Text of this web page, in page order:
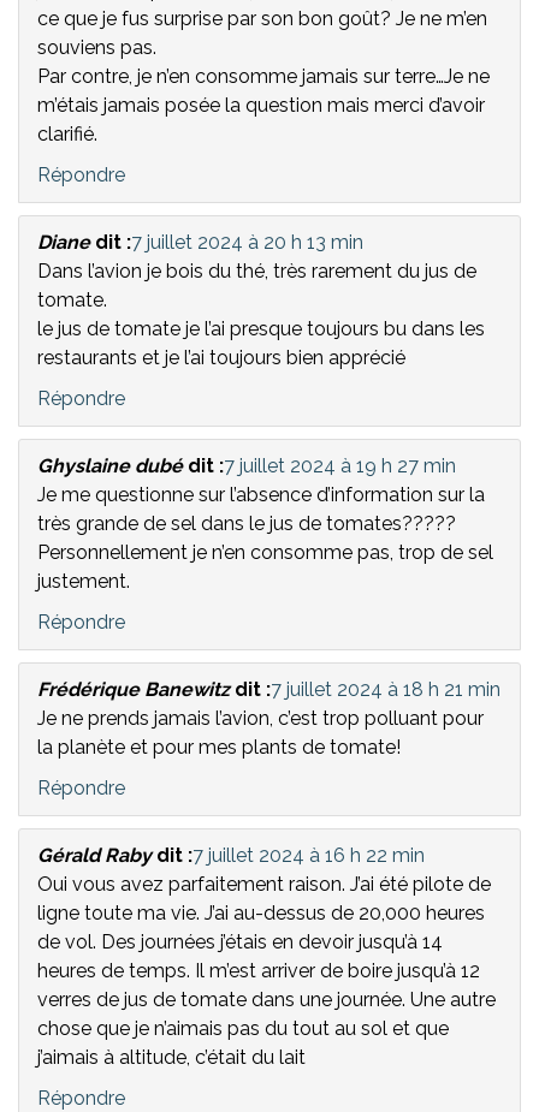
ce que je fus surprise par son bon goût? Je ne m’en
souviens pas.
Par contre, je n’en consomme jamais sur terre…Je ne
m’étais jamais posée la question mais merci d’avoir
clarifié.
Répondre
Diane dit :7 juillet 2024 à 20 h 13 min
Dans l’avion je bois du thé, très rarement du jus de
tomate.
le jus de tomate je l’ai presque toujours bu dans les
restaurants et je l’ai toujours bien apprécié
Répondre
Ghyslaine dubé dit :7 juillet 2024 à 19 h 27 min
Je me questionne sur l’absence d’information sur la
très grande de sel dans le jus de tomates?????
Personnellement je n’en consomme pas, trop de sel
justement.
Répondre
Frédérique Banewitz dit :7 juillet 2024 à 18 h 21 min
Je ne prends jamais l’avion, c’est trop polluant pour
la planète et pour mes plants de tomate!
Répondre
Gérald Raby dit :7 juillet 2024 à 16 h 22 min
Oui vous avez parfaitement raison. J’ai été pilote de
ligne toute ma vie. J’ai au-dessus de 20,000 heures
de vol. Des journées j’étais en devoir jusqu’à 14
heures de temps. Il m’est arriver de boire jusqu’à 12
verres de jus de tomate dans une journée. Une autre
chose que je n’aimais pas du tout au sol et que
j’aimais à altitude, c’était du lait
Répondre